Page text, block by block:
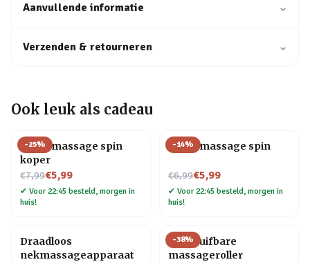
Aanvullende informatie ⌄
Verzenden & retourneren ⌄
Ook leuk als cadeau
-25%
Hoofdmassage spin
koper
€7,99
Nu voor€5,99
✔ Voor 22:45 besteld, morgen in
huis!
-14%
Hoofdmassage spin
€6,99
Nu voor€5,99
✔ Voor 22:45 besteld, morgen in
huis!
Draadloos
nekmassageapparaat
-38%
Uitschuifbare
massageroller